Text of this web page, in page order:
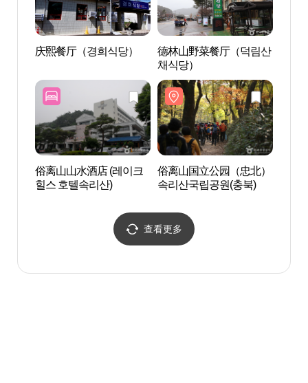
庆熙餐厅（경희식당）
德林山野菜餐厅（덕림산
채식당）
俗离山山水酒店 (레이크
힐스 호텔속리산)
俗离山国立公园（忠北）
속리산국립공원(충북)
查看更多